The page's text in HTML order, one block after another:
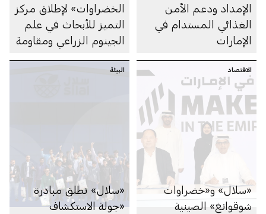
الإمداد ودعم الأمن
الغذائي المستدام في
الإمارات
الخضراوات» لإطلاق مركز
التميز للأبحاث في علم
الجينوم الزراعي ومقاومة
GEN)
الاقتصاد
«سلال» و«خضراوات
شوقوانغ» الصينية
البيئة
«سلال» تطلق مبادرة
«جولة الاستكشاف